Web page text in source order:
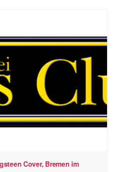
Cover, Bremen im